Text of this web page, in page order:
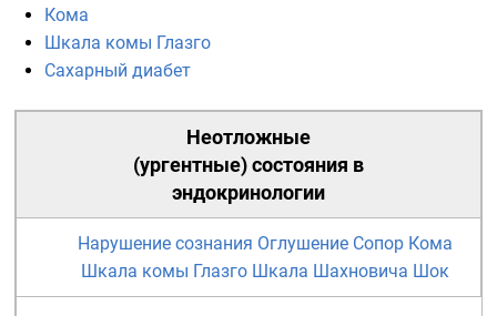
Кома
Шкала комы Глазго
Сахарный диабет
Неотложные
(ургентные) состояния в
эндокринологии
Нарушение сознания Оглушение Сопор Кома
Шкала комы Глазго Шкала Шахновича Шок